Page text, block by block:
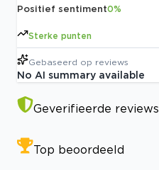
Positief sentiment0%
Sterke punten
Gebaseerd op reviews
No AI summary available
Geverifieerde reviews
Top beoordeeld